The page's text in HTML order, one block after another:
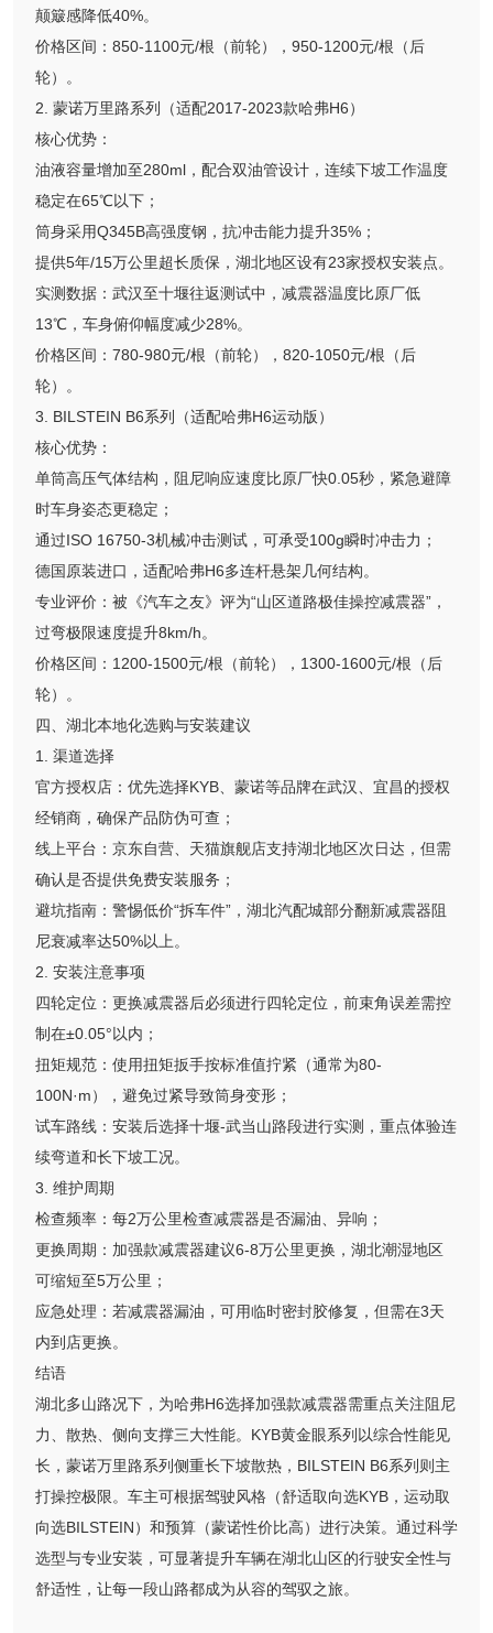
颠簸感降低40%。
价格区间：850-1100元/根（前轮），950-1200元/根（后
轮）。
2. 蒙诺万里路系列（适配2017-2023款哈弗H6）
核心优势：
油液容量增加至280ml，配合双油管设计，连续下坡工作温度
稳定在65℃以下；
筒身采用Q345B高强度钢，抗冲击能力提升35%；
提供5年/15万公里超长质保，湖北地区设有23家授权安装点。
实测数据：武汉至十堰往返测试中，减震器温度比原厂低
13℃，车身俯仰幅度减少28%。
价格区间：780-980元/根（前轮），820-1050元/根（后
轮）。
3. BILSTEIN B6系列（适配哈弗H6运动版）
核心优势：
单筒高压气体结构，阻尼响应速度比原厂快0.05秒，紧急避障
时车身姿态更稳定；
通过ISO 16750-3机械冲击测试，可承受100g瞬时冲击力；
德国原装进口，适配哈弗H6多连杆悬架几何结构。
专业评价：被《汽车之友》评为“山区道路极佳操控减震器”，
过弯极限速度提升8km/h。
价格区间：1200-1500元/根（前轮），1300-1600元/根（后
轮）。
四、湖北本地化选购与安装建议
1. 渠道选择
官方授权店：优先选择KYB、蒙诺等品牌在武汉、宜昌的授权
经销商，确保产品防伪可查；
线上平台：京东自营、天猫旗舰店支持湖北地区次日达，但需
确认是否提供免费安装服务；
避坑指南：警惕低价“拆车件”，湖北汽配城部分翻新减震器阻
尼衰减率达50%以上。
2. 安装注意事项
四轮定位：更换减震器后必须进行四轮定位，前束角误差需控
制在±0.05°以内；
扭矩规范：使用扭矩扳手按标准值拧紧（通常为80-
100N·m），避免过紧导致筒身变形；
试车路线：安装后选择十堰-武当山路段进行实测，重点体验连
续弯道和长下坡工况。
3. 维护周期
检查频率：每2万公里检查减震器是否漏油、异响；
更换周期：加强款减震器建议6-8万公里更换，湖北潮湿地区
可缩短至5万公里；
应急处理：若减震器漏油，可用临时密封胶修复，但需在3天
内到店更换。
结语
湖北多山路况下，为哈弗H6选择加强款减震器需重点关注阻尼
力、散热、侧向支撑三大性能。KYB黄金眼系列以综合性能见
长，蒙诺万里路系列侧重长下坡散热，BILSTEIN B6系列则主
打操控极限。车主可根据驾驶风格（舒适取向选KYB，运动取
向选BILSTEIN）和预算（蒙诺性价比高）进行决策。通过科学
选型与专业安装，可显著提升车辆在湖北山区的行驶安全性与
舒适性，让每一段山路都成为从容的驾驭之旅。